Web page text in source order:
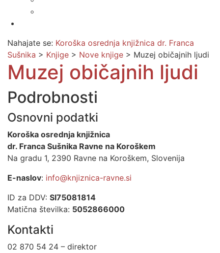
Nahajate se: Koroška osrednja knjižnica dr. Franca
Sušnika > Knjige > Nove knjige > Muzej običajnih ljudi
Muzej običajnih ljudi
Podrobnosti
Osnovni podatki
Koroška osrednja knjižnica
dr. Franca Sušnika Ravne na Koroškem
Na gradu 1, 2390 Ravne na Koroškem, Slovenija
E-naslov: info@knjiznica-ravne.si
ID za DDV: SI75081814
Matična številka: 5052866000
Kontakti
02 870 54 24 – direktor